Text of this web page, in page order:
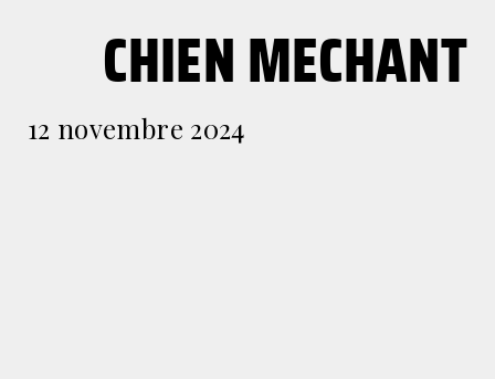
CHIEN MECHANT
12 novembre 2024